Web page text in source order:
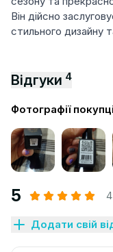
Він дійсно
стильного дизайну
Відгуки 4
Фотографії
5
Додати свій